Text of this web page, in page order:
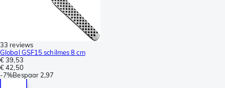
33 reviews
Global GSF15 schilmes 8 cm
€ 39,53
€ 42,50
-7%Bespaar 2,97